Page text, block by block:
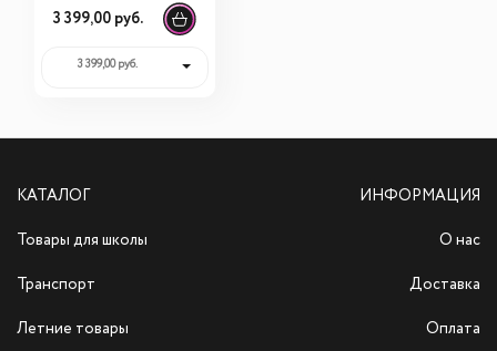
3 399,00 руб.
3 399,00 руб.
КАТАЛОГ
Товары для школы
Транспорт
Летние товары
ИНФОРМАЦИЯ
О нас
Доставка
Оплата